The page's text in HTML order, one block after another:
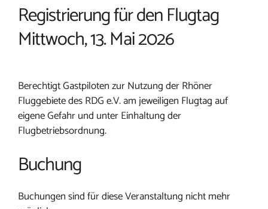
Registrierung für den Flugtag
Mittwoch, 13. Mai 2026
Berechtigt Gastpiloten zur Nutzung der Rhöner
Fluggebiete des RDG e.V. am jeweiligen Flugtag auf
eigene Gefahr und unter Einhaltung der
Flugbetriebsordnung.
Buchung
Buchungen sind für diese Veranstaltung nicht mehr